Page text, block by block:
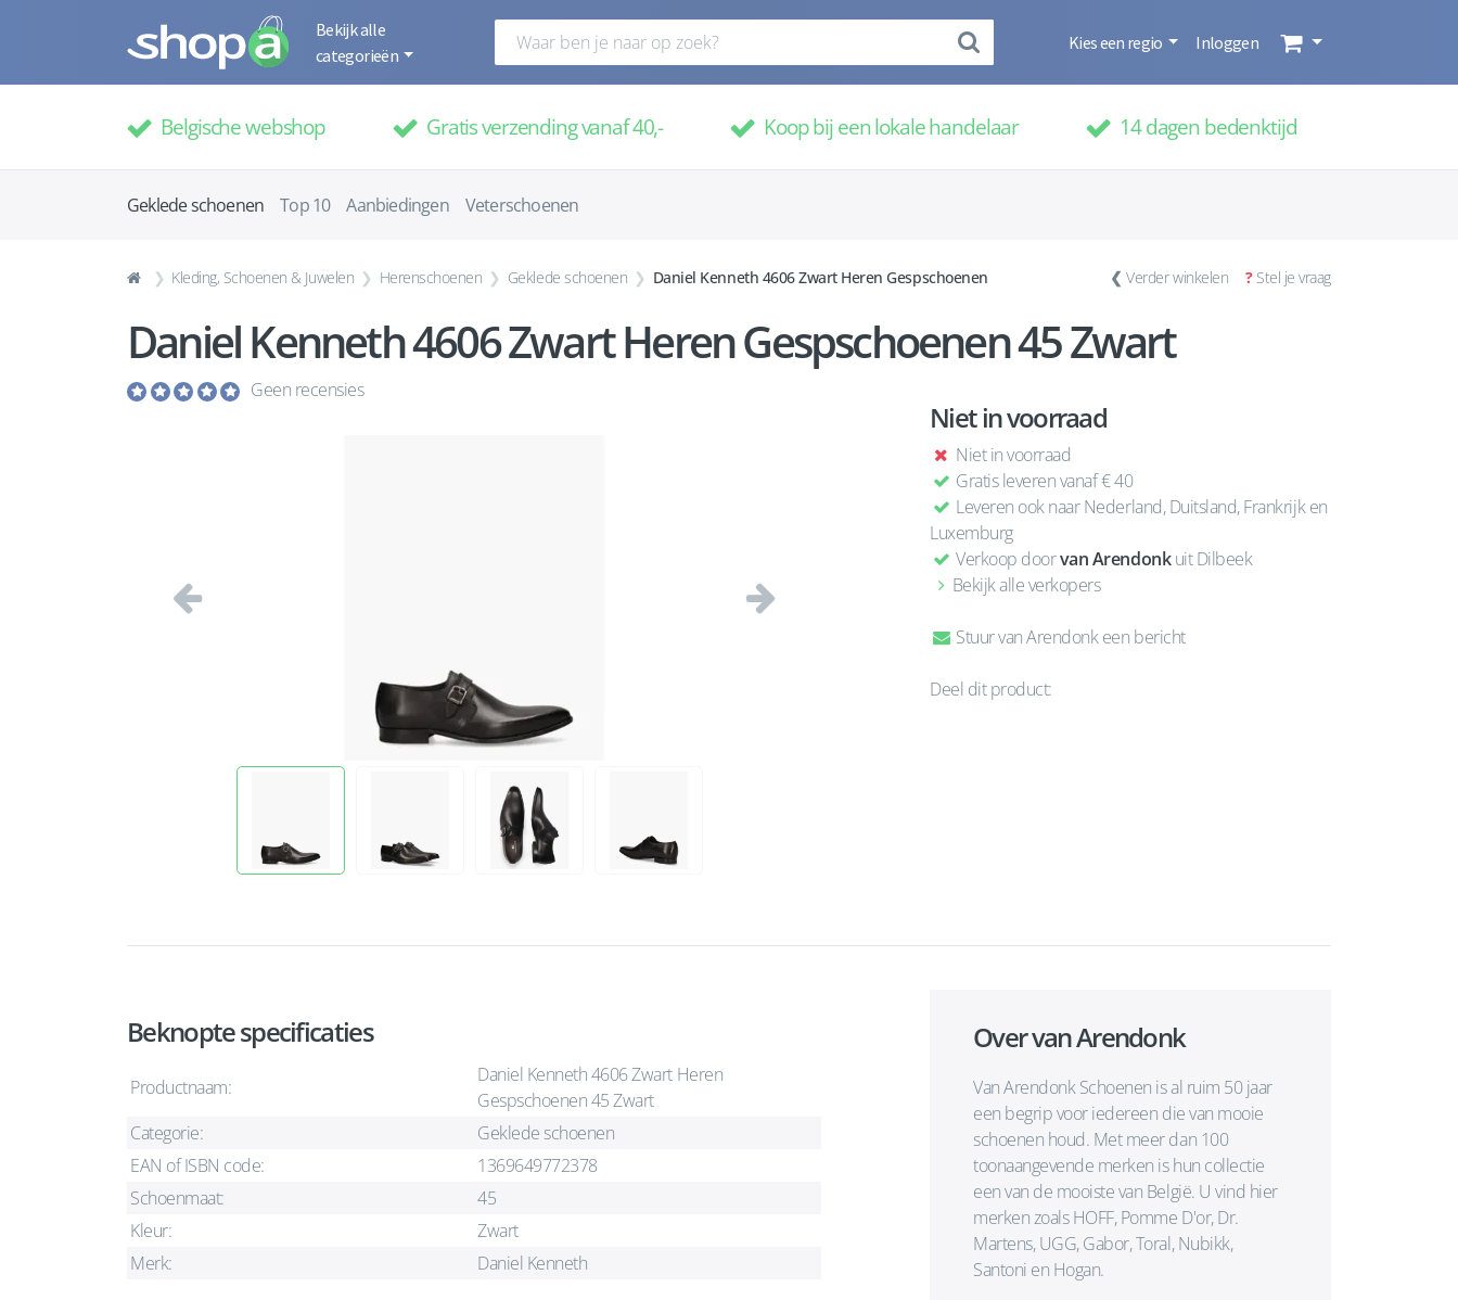
Bekijk alle
categorieën
Kies een regio Inloggen
Belgische webshop Gratis verzending vanaf 40,- Koop bij een lokale handelaar 14 dagen bedenktijd
Geklede schoenen Top 10 Aanbiedingen Veterschoenen
Kleding, Schoenen & Juwelen Herenschoenen Geklede schoenen Daniel Kenneth 4606 Zwart Heren Gespschoenen ❮ Verder winkelen ? Stel je vraag
Daniel Kenneth 4606 Zwart Heren Gespschoenen 45 Zwart
Geen recensies
Vorige Volgende
Niet in voorraad
Niet in voorraad
Gratis leveren vanaf € 40
Leveren ook naar Nederland, Duitsland, Frankrijk en
Luxemburg
Verkoop doorvan Arendonkuit Dilbeek
Bekijk alle verkopers
Stuur van Arendonk een bericht
Deel dit product:
Beknopte specificaties
Productnaam:
Daniel Kenneth 4606 Zwart Heren
Gespschoenen 45 Zwart
Categorie:
Geklede schoenen
EAN of ISBN code:
1369649772378
Schoenmaat:
45
Kleur:
Zwart
Merk:
Daniel Kenneth
Over van Arendonk
Van Arendonk Schoenen is al ruim 50 jaar
een begrip voor iedereen die van mooie
schoenen houd. Met meer dan 100
toonaangevende merken is hun collectie
een van de mooiste van België. U vind hier
merken zoals HOFF, Pomme D'or, Dr.
Martens, UGG, Gabor, Toral, Nubikk,
Santoni en Hogan.